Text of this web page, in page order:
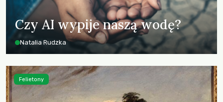
Czy AI wypije naszą wodę?
Natalia Rudzka
Felietony